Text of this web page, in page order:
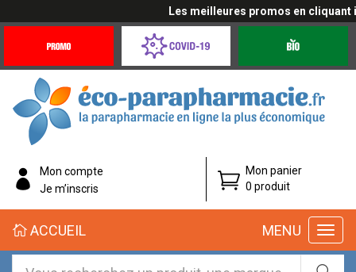
Les meilleures promos en cliquant ici
Offres
Coronavirus
éco-
parapharmacie.fr
éco-
parapharmacie.fr
Mon compte
Je m’inscris
Mon panier
0 produit
MENU
ACCUEIL